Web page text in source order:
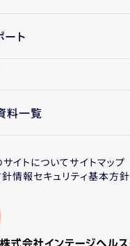
ート
料一覧
サイトについてサイトマップ
情報セキュリティ基本方針